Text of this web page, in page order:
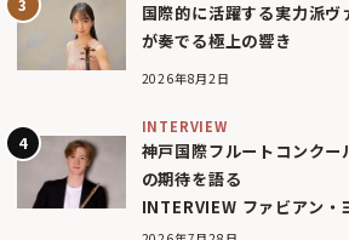
国際的に活躍する実力派
が奏でる極上の響き
2026年8月2日
INTERVIEW
神戸国際フルートコンクー
の期待を語る
INTERVIEW ファビアン・